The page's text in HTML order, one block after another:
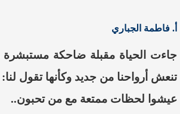
أ. فاطمة الجباري
جاءت الحياة مقبلة ضاحكة
تنعش أرواحنا من جديد وكأنها تقول لنا:
عيشوا لحظات ممتعة مع من تحبون..